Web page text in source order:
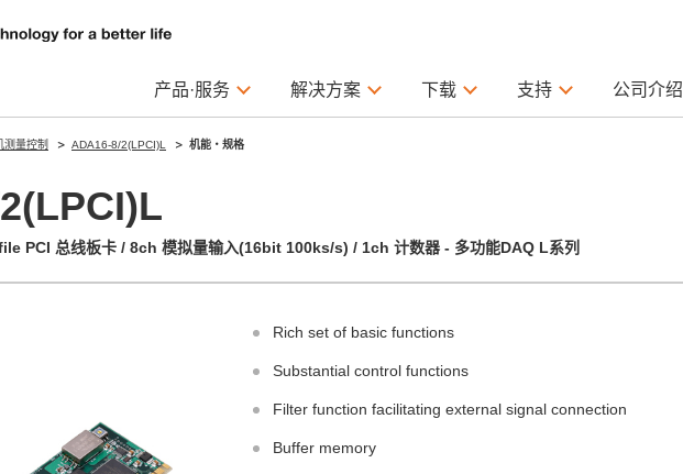
产品·服务 解决方案 下载 支持 公司介绍
量控制 ADA16-8/2(LPCI)L 机能・规格
PCI 总线板卡 / 8ch 模拟量输入(16bit 100ks/s) / 1ch 计数器 - 多功能DAQ L系列
Rich set of basic functions
Substantial control functions
Filter function facilitating external signal connection
Buffer memory